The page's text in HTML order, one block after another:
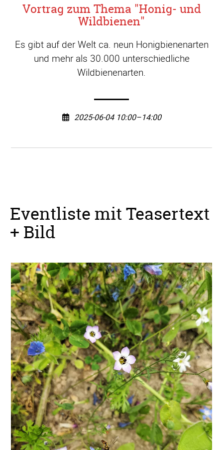
Vortrag zum Thema "Honig- und
Wildbienen"
Es gibt auf der Welt ca. neun Honigbienenarten
und mehr als 30.000 unterschiedliche
Wildbienenarten.
2025-06-04 10:00–14:00
Eventliste mit Teasertext
+ Bild